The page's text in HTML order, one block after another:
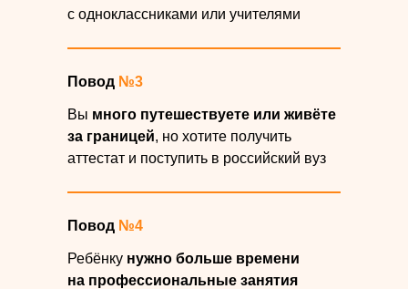
с одноклассниками или учителями
Ребёнку нужно больше времени
на профессиональные занятия
Повод №4
Вы много путешествуете или живёте
за границей, но хотите получить
аттестат и поступить в российский вуз
Повод №3